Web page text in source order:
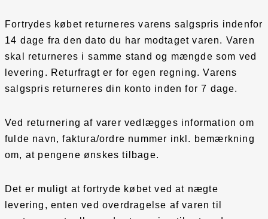
Fortrydes købet returneres varens salgspris indenfor
14 dage fra den dato du har modtaget varen. Varen
skal returneres i samme stand og mængde som ved
levering. Returfragt er for egen regning. Varens
salgspris returneres din konto inden for 7 dage.
Ved returnering af varer vedlægges information om
fulde navn, faktura/ordre nummer inkl. bemærkning
om, at pengene ønskes tilbage.
Det er muligt at fortryde købet ved at nægte
levering, enten ved overdragelse af varen til